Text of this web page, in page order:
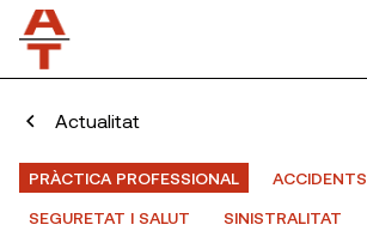
Actualitat
PRÀCTICA PROFESSIONAL
ACCIDENTS
SEGURETAT I SALUT
SINISTRALITAT